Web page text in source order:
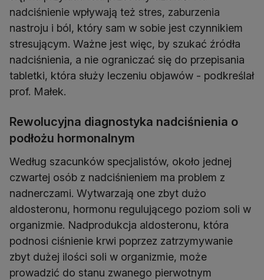
nadciśnienie wpływają też stres, zaburzenia
nastroju i ból, który sam w sobie jest czynnikiem
stresującym. Ważne jest więc, by szukać źródła
nadciśnienia, a nie ograniczać się do przepisania
tabletki, która służy leczeniu objawów - podkreślał
prof. Małek.
Rewolucyjna diagnostyka nadciśnienia o
podłożu hormonalnym
Według szacunków specjalistów, około jednej
czwartej osób z nadciśnieniem ma problem z
nadnerczami. Wytwarzają one zbyt dużo
aldosteronu, hormonu regulującego poziom soli w
organizmie. Nadprodukcja aldosteronu, która
podnosi ciśnienie krwi poprzez zatrzymywanie
zbyt dużej ilości soli w organizmie, może
prowadzić do stanu zwanego pierwotnym